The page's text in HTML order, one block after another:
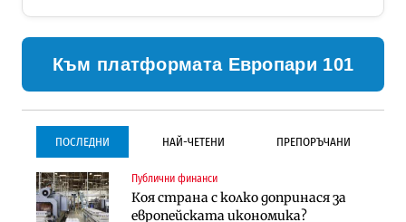
Към платформата Европари 101
ПОСЛЕДНИ НАЙ-ЧЕТЕНИ ПРЕПОРЪЧАНИ
Публични финанси
Коя страна с колко допринася за
европейската икономика?
Инфраструктура
Проектирането на тунела под
Петрохан ще върви паралелно с
Инфраструктура
Проектирането на тунела под
Петрохан ще върви паралелно с